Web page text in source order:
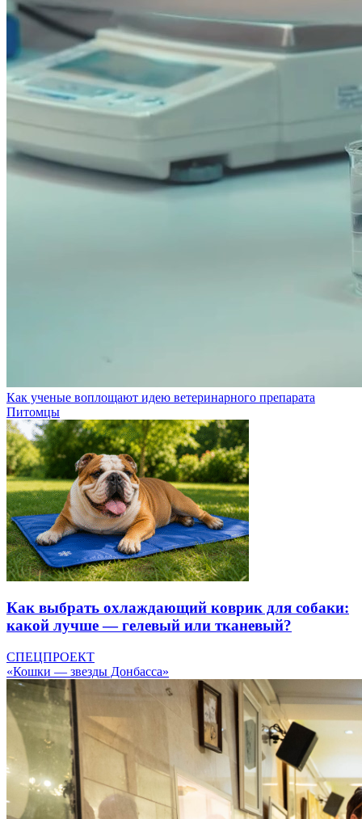
Как ученые воплощают идею ветеринарного препарата
Питомцы
Как выбрать охлаждающий коврик для собаки:
какой лучше — гелевый или тканевый?
СПЕЦПРОЕКТ
«Кошки — звезды Донбасса»